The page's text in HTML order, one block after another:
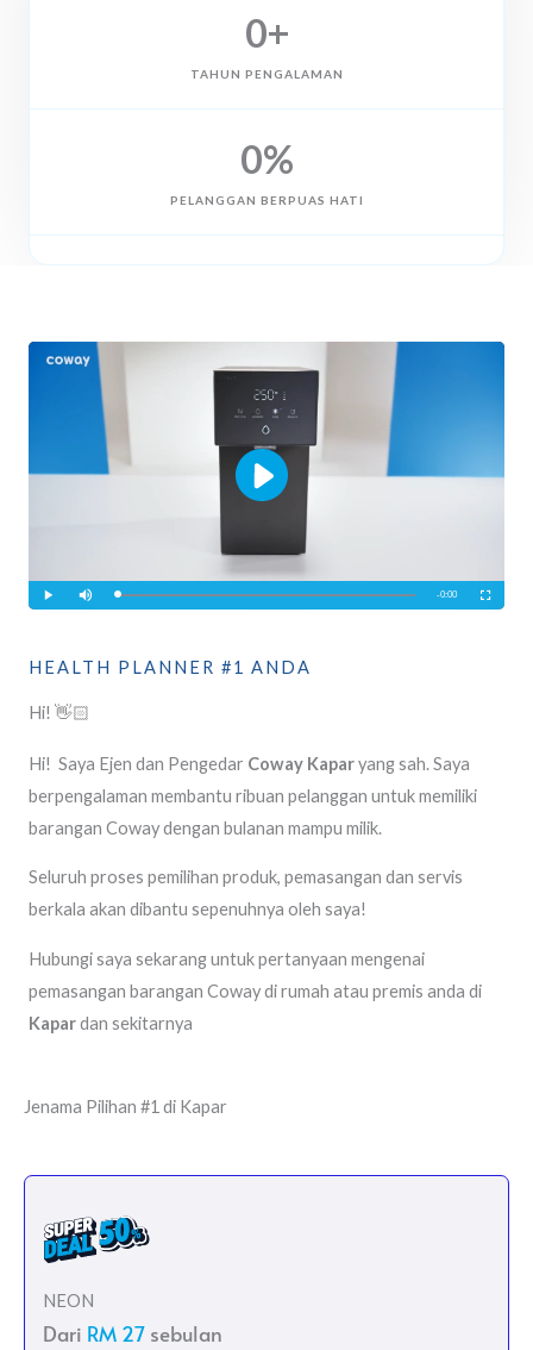
TAHUN PENGALAMAN
0+
PELANGGAN BERPUAS HATI
0%
HEALTH PLANNER #1 ANDA
Hi! 👋🏻
Hi! Saya Ejen dan Pengedar Coway Kaparyang sah. Saya
berpengalaman membantu ribuan pelanggan untuk memiliki
barangan Coway dengan bulanan mampu milik.
Seluruh proses pemilihan produk, pemasangan dan servis
berkala akan dibantu sepenuhnya oleh saya!
Hubungi saya sekarang untuk pertanyaan mengenai
pemasangan barangan Coway di rumah atau premis anda di
Kapardan sekitarnya
Jenama Pilihan #1 di Kapar
NEON
Dari RM 27 sebulan